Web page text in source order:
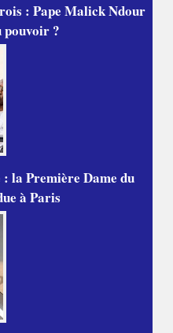
: Pape Malick Ndour
pouvoir ?
la Première Dame du
à Paris